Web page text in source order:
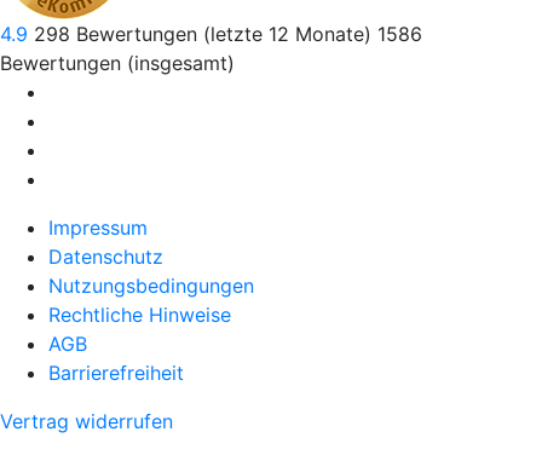
4.9 298 Bewertungen (letzte 12 Monate) 1586
Bewertungen (insgesamt)
Impressum
Datenschutz
Nutzungsbedingungen
Rechtliche Hinweise
AGB
Barrierefreiheit
Vertrag widerrufen